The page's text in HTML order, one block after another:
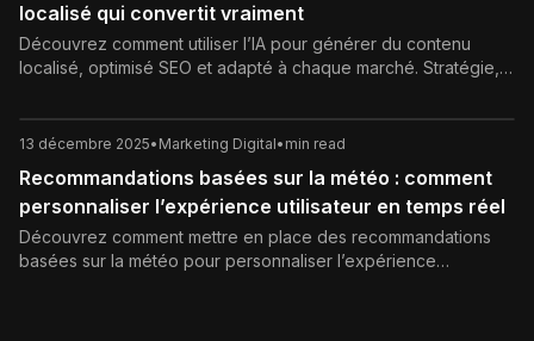
localisé qui convertit vraiment
Découvrez comment utiliser l’IA pour générer du contenu
localisé, optimisé SEO et adapté à chaque marché. Stratégie,
13 décembre 2025• Marketing Digital• min read
Recommandations basées sur la météo : comment
personnaliser l’expérience utilisateur en temps réel
Découvrez comment mettre en place des recommandations
basées sur la météo pour personnaliser l’expérience